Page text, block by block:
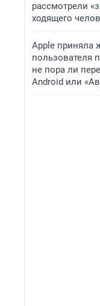
рассмотрели
ходящего
Apple приняла
пользователя
не пора ли
Android или